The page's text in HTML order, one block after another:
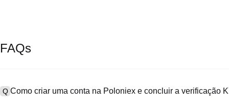
FAQs
Q Como criar uma conta na Poloniex e concluir a verificação